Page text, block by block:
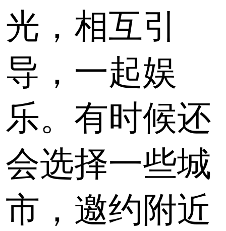
光，相互引
导，一起娱
乐。有时候还
会选择一些城
市，邀约附近